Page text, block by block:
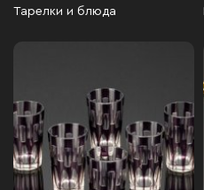
Тарелки и блюда